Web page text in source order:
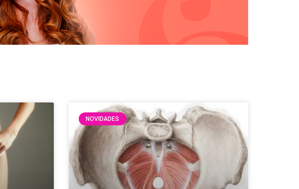
NOVIDADES